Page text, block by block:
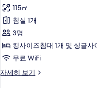
두
보
기
전
망
자
세
히
보
기
위
트,
침
실
개,
115㎡
침실 1개
3명
킹사이즈침대 1개 및 싱글사
무료 WiFi
자세히 보기
클